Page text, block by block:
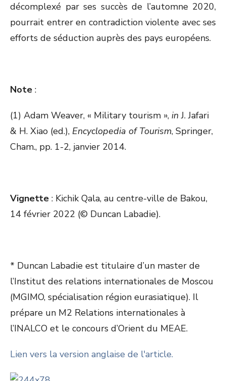
décomplexé par ses succès de l’automne 2020,
pourrait entrer en contradiction violente avec ses
efforts de séduction auprès des pays européens.
Note :
(1) Adam Weaver, « Military tourism », in J. Jafari
& H. Xiao (ed.), Encyclopedia of Tourism, Springer,
Cham., pp. 1-2, janvier 2014.
Vignette : Kichik Qala, au centre-ville de Bakou,
14 février 2022 (© Duncan Labadie).
* Duncan Labadie est titulaire d’un master de
l’Institut des relations internationales de Moscou
(MGIMO, spécialisation région eurasiatique). Il
prépare un M2 Relations internationales à
l’INALCO et le concours d’Orient du MEAE.
Lien vers la version anglaise de l'article.